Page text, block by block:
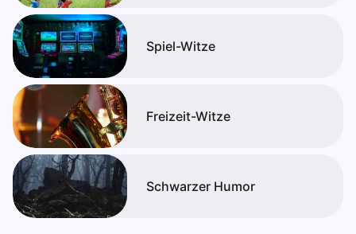
Spiel-Witze
Freizeit-Witze
Schwarzer Humor